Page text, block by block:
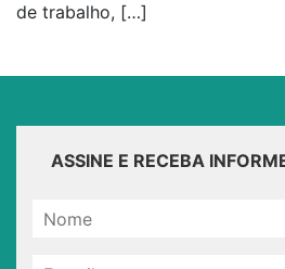
de trabalho, […]
ASSINE E RECEBA